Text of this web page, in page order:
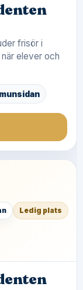
frisör i
elever och
Ledig plats